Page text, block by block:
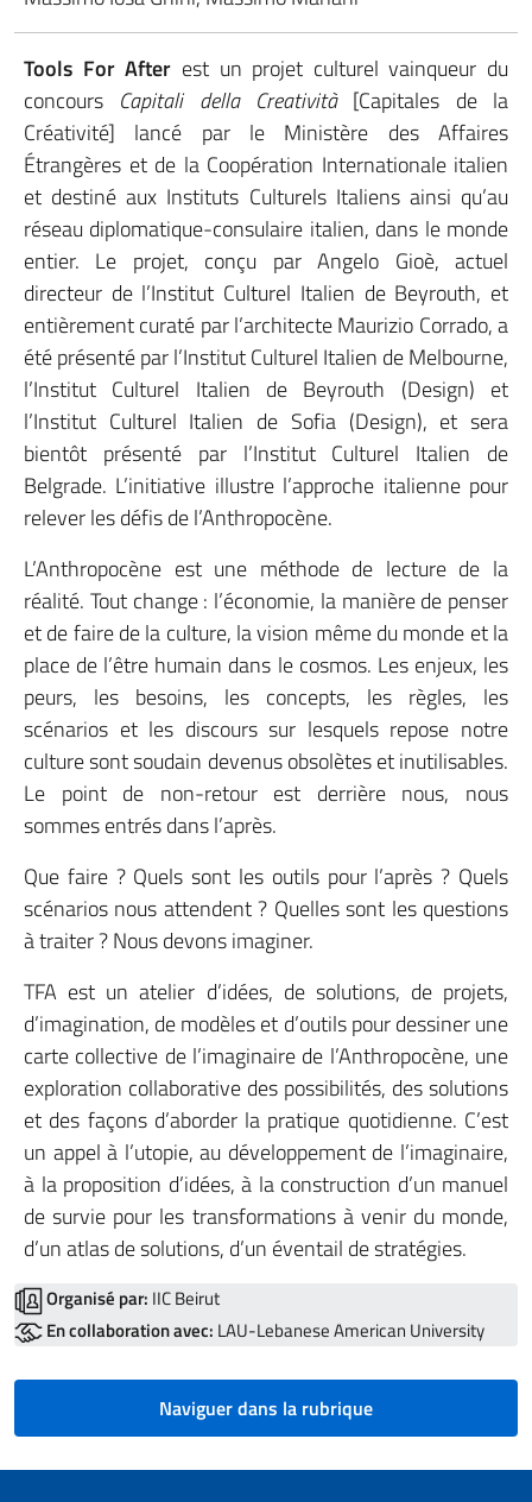
Tools For After est un projet culturel vainqueur du
concours Capitali della Creatività[Capitales de la
Créativité] lancé par le Ministère des Affaires
Étrangères et de la Coopération Internationale italien
et destiné aux Instituts Culturels Italiens ainsi qu’au
réseau diplomatique-consulaire italien, dans le monde
entier. Le projet, conçu par Angelo Gioè, actuel
directeur de l’Institut Culturel Italien de Beyrouth, et
entièrement curaté par l’architecte Maurizio Corrado, a
été présenté par l’Institut Culturel Italien de Melbourne,
l’Institut Culturel Italien de Beyrouth (Design) et
l’Institut Culturel Italien de Sofia (Design), et sera
bientôt présenté par l’Institut Culturel Italien de
Belgrade. L’initiative illustre l’approche italienne pour
relever les défis de l’Anthropocène.
L’Anthropocène est une méthode de lecture de la
réalité. Tout change : l’économie, la manière de penser
et de faire de la culture, la vision même du monde et la
place de l’être humain dans le cosmos. Les enjeux, les
peurs, les besoins, les concepts, les règles, les
scénarios et les discours sur lesquels repose notre
culture sont soudain devenus obsolètes et inutilisables.
Le point de non-retour est derrière nous, nous
sommes entrés dans l’après.
Que faire ? Quels sont les outils pour l’après ? Quels
scénarios nous attendent ? Quelles sont les questions
à traiter ? Nous devons imaginer.
TFA est un atelier d’idées, de solutions, de projets,
d’imagination, de modèles et d’outils pour dessiner une
carte collective de l’imaginaire de l’Anthropocène, une
exploration collaborative des possibilités, des solutions
et des façons d’aborder la pratique quotidienne. C’est
un appel à l’utopie, au développement de l’imaginaire,
à la proposition d’idées, à la construction d’un manuel
de survie pour les transformations à venir du monde,
d’un atlas de solutions, d’un éventail de stratégies.
Organisé par: IIC Beirut
En collaboration avec: LAU-Lebanese American University
Naviguer dans la rubrique